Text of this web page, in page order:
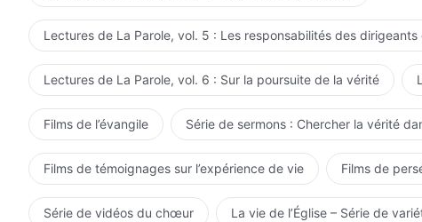
plus pour objectif de conduire un nombre limité
être un homme, de la façon dont l'Esprit faisait des
descendu sur un homme pour accomplir l'œuvre, ce sont
est absolument impossible pour ces vérités de servir de
peut être faite qu'entre les paroles et l'œuvre de Dieu,
dû au fait que tu ne peux pas voir les choses de l'Esprit
Dieu Lui-même, et même la chair de Dieu incarné ne
partir de l'œuvre qu'Il a réalisée. À partir de Son œuvre,
une nouvelle ère ; deuxièmement, Il est capable de
chemin à suivre. C'est suffisant pour établir qu'Il est Dieu
Lectures de La Parole, vol. 5 : Les responsabilités des
Lectures de La Parole, vol. 6 : Sur la poursuite de la vérité
Films de l’évangile Série de sermons : Chercher la vérité
Films de témoignages sur l’expérience de vie Films de
Série de vidéos du chœur La vie de l’Église – Série de